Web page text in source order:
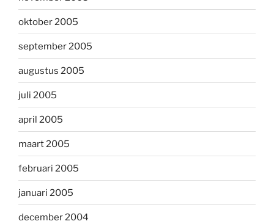
oktober 2005
september 2005
augustus 2005
juli 2005
april 2005
maart 2005
februari 2005
januari 2005
december 2004